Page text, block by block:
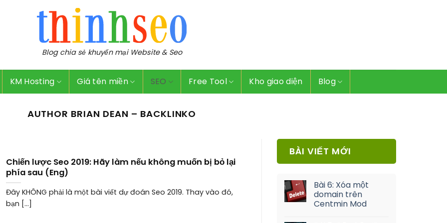
Blog chia sẻ khuyến mại Website & Seo
KM Hosting Giá tên miền SEO Free Tool Kho giao diện Blog
AUTHOR BRIAN DEAN – BACKLINKO
Chiến lược Seo 2019: Hãy làm nếu không muốn bị bỏ lại
phía sau (Eng)
Đây KHÔNG phải là một bài viết dự đoán Seo 2019. Thay vào đó,
bạn [...]
BÀI VIẾT MỚI
Bài 6: Xóa một
domain trên
Centmin Mod